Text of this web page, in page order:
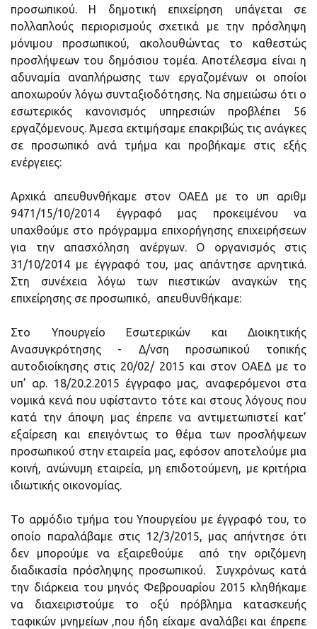
προσωπικού. Η δημοτική επιχείρηση υπάγεται σε
πολλαπλούς περιορισμούς σχετικά με την πρόσληψη
μόνιμου προσωπικού, ακολουθώντας το καθεστώς
προσλήψεων του δημόσιου τομέα. Αποτέλεσμα είναι η
αδυναμία αναπλήρωσης των εργαζομένων οι οποίοι
αποχωρούν λόγω συνταξιοδότησης. Να σημειώσω ότι ο
εσωτερικός κανονισμός υπηρεσιών προβλέπει 56
εργαζόμενους. Άμεσα εκτιμήσαμε επακριβώς τις ανάγκες
σε προσωπικό ανά τμήμα και προβήκαμε στις εξής
ενέργειες:
Αρχικά απευθυνθήκαμε στον ΟΑΕΔ με το υπ αριθμ
9471/15/10/2014 έγγραφό μας προκειμένου να
υπαχθούμε στο πρόγραμμα επιχορήγησης επιχειρήσεων
για την απασχόληση ανέργων. Ο οργανισμός στις
31/10/2014 με έγγραφό του, μας απάντησε αρνητικά.
Στη συνέχεια λόγω των πιεστικών αναγκών της
επιχείρησης σε προσωπικό, απευθυνθήκαμε:
Στο Υπουργείο Εσωτερικών και Διοικητικής
Ανασυγκρότησης - Δ/νση προσωπικού τοπικής
αυτοδιοίκησης στις 20/02/ 2015 και στον ΟΑΕΔ με το
υπ’ αρ. 18/20.2.2015 έγγραφο μας, αναφερόμενοι στα
νομικά κενά που υφίσταντο τότε και στους λόγους που
κατά την άποψη μας έπρεπε να αντιμετωπιστεί κατ’
εξαίρεση και επειγόντως το θέμα των προσλήψεων
προσωπικού στην εταιρεία μας, εφόσον αποτελούμε μια
κοινή, ανώνυμη εταιρεία, μη επιδοτούμενη, με κριτήρια
ιδιωτικής οικονομίας.
Το αρμόδιο τμήμα του Υπουργείου με έγγραφό του, το
οποίο παραλάβαμε στις 12/3/2015, μας απήντησε ότι
δεν μπορούμε να εξαιρεθούμε από την οριζόμενη
διαδικασία πρόσληψης προσωπικού. Συγχρόνως κατά
την διάρκεια του μηνός Φεβρουαρίου 2015 κληθήκαμε
να διαχειριστούμε το οξύ πρόβλημα κατασκευής
ταφικών μνημείων ,που ήδη είχαμε αναλάβει και έπρεπε